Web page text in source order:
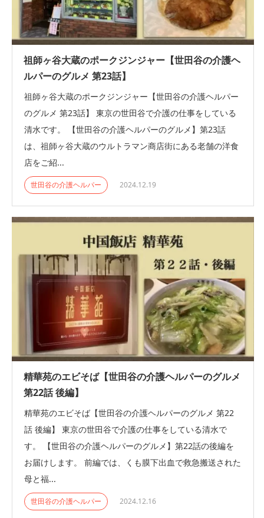
祖師ヶ谷大蔵のポークジンジャー【世田谷の介護ヘ
ルパーのグルメ 第23話】
祖師ヶ谷大蔵のポークジンジャー【世田谷の介護ヘルパー
のグルメ 第23話】 東京の世田谷で介護の仕事をしている
清水です。 【世田谷の介護ヘルパーのグルメ】第23話
は、祖師ヶ谷大蔵のウルトラマン商店街にある老舗の洋食
店をご紹...
世田谷の介護ヘルパー 2024.12.19
精華苑のエビそば【世田谷の介護ヘルパーのグルメ
第22話 後編】
精華苑のエビそば【世田谷の介護ヘルパーのグルメ 第22
話 後編】 東京の世田谷で介護の仕事をしている清水で
す。 【世田谷の介護ヘルパーのグルメ】第22話の後編を
お届けします。 前編では、くも膜下出血で救急搬送された
母と福...
世田谷の介護ヘルパー 2024.12.16